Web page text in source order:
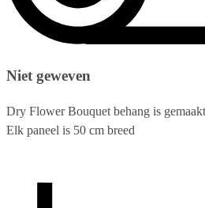
Niet geweven
Dry Flower Bouquet behang is
Elk paneel is 50 cm breed